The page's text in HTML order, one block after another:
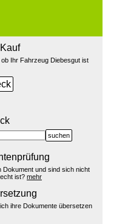
Ihr Fahrzeug Diebesgut ist
suchen
Dokument und sind sich nicht
ist? mehr
ihre Dokumente übersetzen